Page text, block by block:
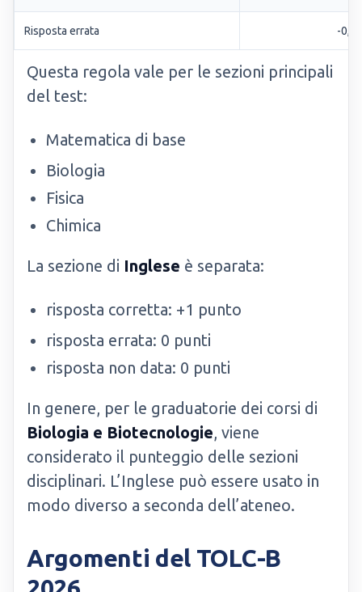
Risposta errata -
Questa regola vale per le sezioni principali
del test:
Matematica di base
Biologia
Fisica
Chimica
La sezione di Inglese è separata:
risposta corretta: +1 punto
risposta errata: 0 punti
risposta non data: 0 punti
In genere, per le graduatorie dei corsi di
Biologia e Biotecnologie, viene
considerato il punteggio delle sezioni
disciplinari. L’Inglese può essere usato in
modo diverso a seconda dell’ateneo.
Argomenti del TOLC-B